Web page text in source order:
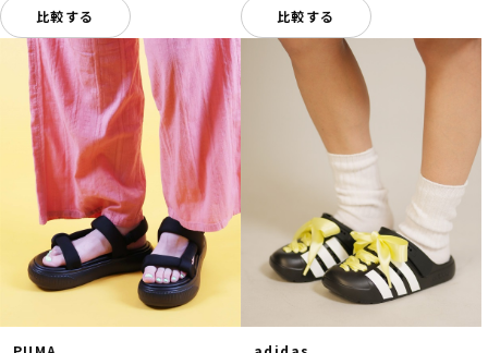
比較する 比較する